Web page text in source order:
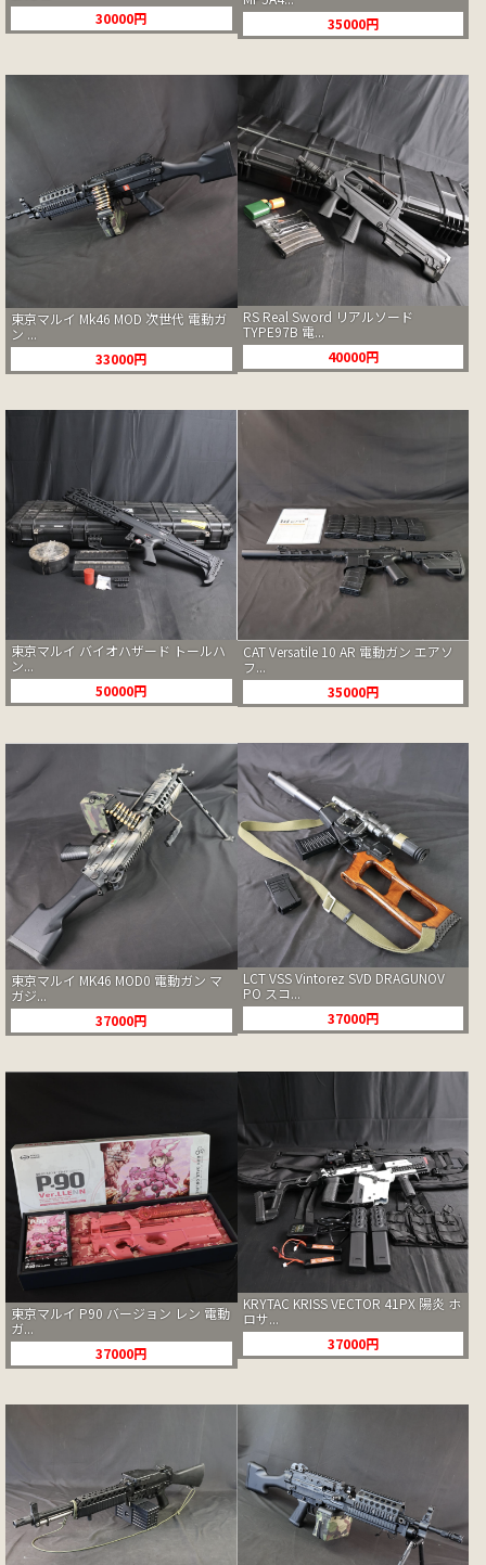
30000円
35000円
東京マルイ Mk46 MOD 次世代 電動ガ
ン ...
33000円
RS Real Sword リアルソード
TYPE97B 電...
40000円
東京マルイ バイオハザード トールハ
ン...
50000円
CAT Versatile 10 AR 電動ガン エアソ
フ...
35000円
東京マルイ MK46 MOD0 電動ガン マ
ガジ...
37000円
LCT VSS Vintorez SVD DRAGUNOV
PO スコ...
37000円
東京マルイ P90 バージョン レン 電動
ガ...
37000円
KRYTAC KRISS VECTOR 41PX 陽炎 ホ
ロサ...
37000円